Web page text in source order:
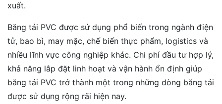
xuất.
Băng tải PVC được sử dụng phổ biến trong ngành điện
tử, bao bì, may mặc, chế biến thực phẩm, logistics và
nhiều lĩnh vực công nghiệp khác. Chi phí đầu tư hợp lý,
khả năng lắp đặt linh hoạt và vận hành ổn định giúp
băng tải PVC trở thành một trong những dòng băng tải
được sử dụng rộng rãi hiện nay.